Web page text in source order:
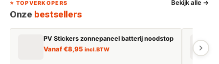
⭐ TOPVERKOPERS
Onze bestsellers
Bekijk alle →
PV Stickers zonnepaneel batterij noodstop
Vanaf€8,95 incl. BTW